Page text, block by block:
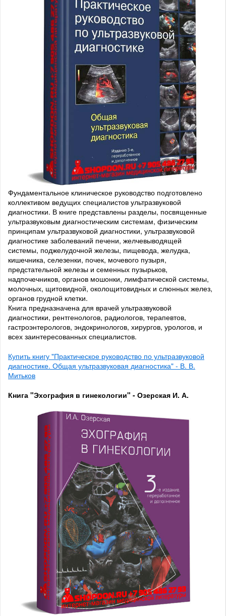
Фундаментальное клиническое руководство подготовлено
коллективом ведущих специалистов ультразвуковой
диагностики. В книге представлены разделы, посвященные
ультразвуковым диагностическим системам, физическим
принципам ультразвуковой диагностики, ультразвуковой
диагностике заболеваний печени, желчевыводящей
системы, поджелудочной железы, пищевода, желудка,
кишечника, селезенки, почек, мочевого пузыря,
предстательной железы и семенных пузырьков,
надпочечников, органов мошонки, лимфатической системы,
молочных, щитовидной, околощитовидных и слюнных желез,
органов грудной клетки.
Книга предназначена для врачей ультразвуковой
диагностики, рентгенологов, радиологов, терапевтов,
гастроэнтерологов, эндокринологов, хирургов, урологов, и
всех заинтересованных специалистов.
Купить книгу "Практическое руководство по ультразвуковой
диагностике. Общая ультразвуковая диагностика" - В. В.
Митьков
Книга "Эхография в гинекологии" - Озерская И. А.